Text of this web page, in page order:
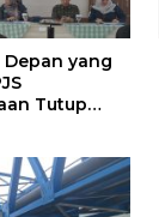
Depan yang
Tutup